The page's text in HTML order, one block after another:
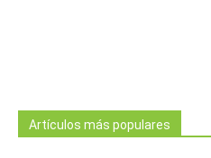
Artículos más populares